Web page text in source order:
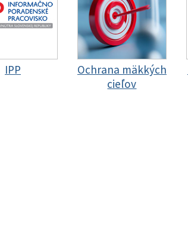
IPP
Ochrana mäkkých
cieľov